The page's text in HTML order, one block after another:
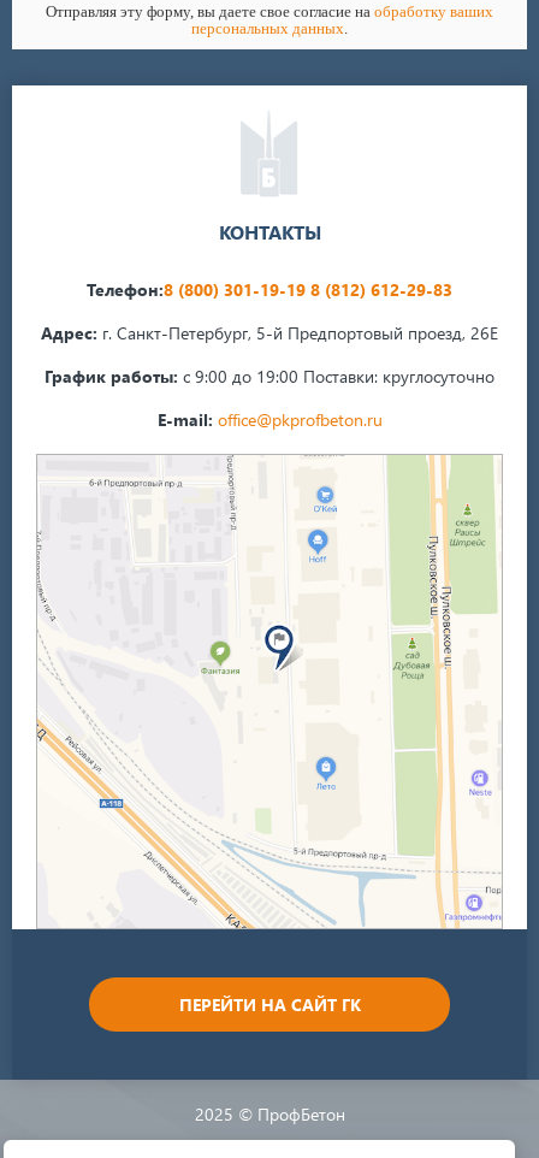
Отправляя эту форму, вы даете свое согласие на обработку ваших
персональных данных.
КОНТАКТЫ
Телефон:8 (800) 301-19-19 8 (812) 612-29-83
Адрес: г. Санкт-Петербург, 5-й Предпортовый проезд, 26Е
График работы: с 9:00 до 19:00 Поставки: круглосуточно
E-mail: office@pkprofbeton.ru
ПЕРЕЙТИ НА САЙТ ГК
2025 © ПрофБетон